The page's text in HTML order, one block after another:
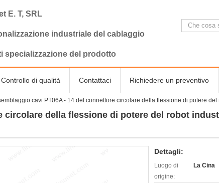
E. T, SRL
industriale del cablaggio
specializzazione del prodotto
Controllo di qualità Contattaci Richiedere un preventivo
cavi PT06A - 14 del connettore circolare della flessione di potere
circolare della flessione di potere del robot
Dettagli:
Luogo di
origine:
La Cina